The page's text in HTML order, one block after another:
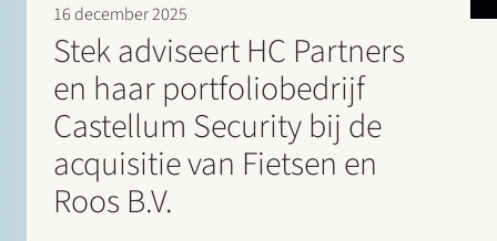
16 december 2025
Stek adviseert HC Partners
en haar portfoliobedrijf
Castellum Security bij de
acquisitie van Fietsen en
Roos B.V.